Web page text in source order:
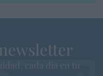
cada dia en tu